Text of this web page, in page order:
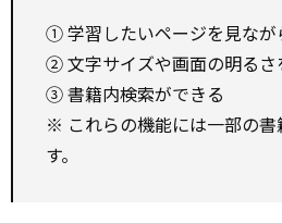
① 学習したいページを見なが
② 文字サイズや画面の明るさ
③ 書籍内検索ができる
※ これらの機能には一部の書
す。